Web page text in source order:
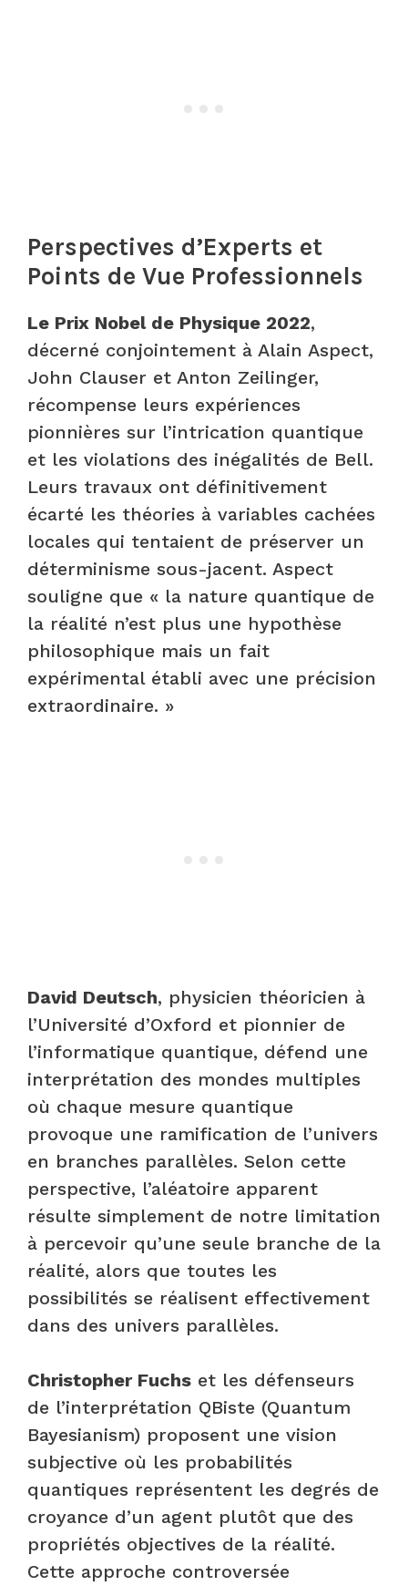
Perspectives d’Experts et
Points de Vue Professionnels
Le Prix Nobel de Physique 2022,
décerné conjointement à Alain Aspect,
John Clauser et Anton Zeilinger,
récompense leurs expériences
pionnières sur l’intrication quantique
et les violations des inégalités de Bell.
Leurs travaux ont définitivement
écarté les théories à variables cachées
locales qui tentaient de préserver un
déterminisme sous-jacent. Aspect
souligne que « la nature quantique de
la réalité n’est plus une hypothèse
philosophique mais un fait
expérimental établi avec une précision
extraordinaire. »
David Deutsch, physicien théoricien à
l’Université d’Oxford et pionnier de
l’informatique quantique, défend une
interprétation des mondes multiples
où chaque mesure quantique
provoque une ramification de l’univers
en branches parallèles. Selon cette
perspective, l’aléatoire apparent
résulte simplement de notre limitation
à percevoir qu’une seule branche de la
réalité, alors que toutes les
possibilités se réalisent effectivement
dans des univers parallèles.
Christopher Fuchs et les défenseurs
de l’interprétation QBiste (Quantum
Bayesianism) proposent une vision
subjective où les probabilités
quantiques représentent les degrés de
croyance d’un agent plutôt que des
propriétés objectives de la réalité.
Cette approche controversée